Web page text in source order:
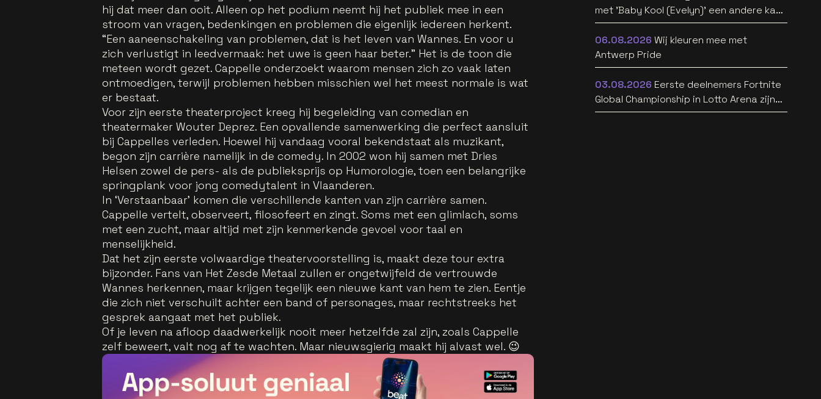
hij dat meer dan ooit. Alleen op het podium neemt hij het publiek mee in een
stroom van vragen, bedenkingen en problemen die eigenlijk iedereen herkent.
“Een aaneenschakeling van problemen, dat is het leven van Wannes. En voor u
zich verlustigt in leedvermaak: het uwe is geen haar beter.” Het is de toon die
meteen wordt gezet. Cappelle onderzoekt waarom mensen zich zo vaak laten
ontmoedigen, terwijl problemen hebben misschien wel het meest normale is wat
er bestaat.
Voor zijn eerste theaterproject kreeg hij begeleiding van comedian en
theatermaker Wouter Deprez. Een opvallende samenwerking die perfect aansluit
bij Cappelles verleden. Hoewel hij vandaag vooral bekendstaat als muzikant,
begon zijn carrière namelijk in de comedy. In 2002 won hij samen met Dries
Helsen zowel de pers- als de publieksprijs op Humorologie, toen een belangrijke
springplank voor jong comedytalent in Vlaanderen.
In ‘Verstaanbaar’ komen die verschillende kanten van zijn carrière samen.
Cappelle vertelt, observeert, filosofeert en zingt. Soms met een glimlach, soms
met een zucht, maar altijd met zijn kenmerkende gevoel voor taal en
menselijkheid.
Dat het zijn eerste volwaardige theatervoorstelling is, maakt deze tour extra
bijzonder. Fans van Het Zesde Metaal zullen er ongetwijfeld de vertrouwde
Wannes herkennen, maar krijgen tegelijk een nieuwe kant van hem te zien. Eentje
die zich niet verschuilt achter een band of personages, maar rechtstreeks het
gesprek aangaat met het publiek.
Of je leven na afloop daadwerkelijk nooit meer hetzelfde zal zijn, zoals Cappelle
zelf beweert, valt nog af te wachten. Maar nieuwsgierig maakt hij alvast wel. 😉
met 'Baby Kool (Evelyn)' een andere kant
van zich horen [video]
06.08.2026 Wij kleuren mee met
Antwerp Pride
03.08.2026 Eerste deelnemers Fortnite
Global Championship in Lotto Arena zijn
bekend